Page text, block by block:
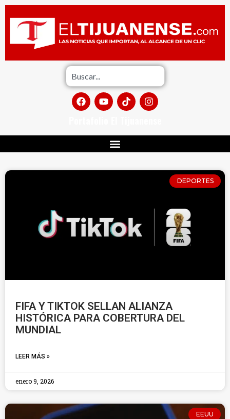
DEPORTES
FIFA Y TIKTOK SELLAN ALIANZA
HISTÓRICA PARA COBERTURA DEL
MUNDIAL
LEER MÁS »
enero 9, 2026
EEUU